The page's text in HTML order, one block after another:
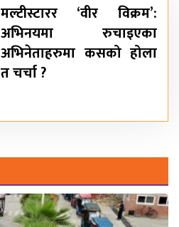
मल्टीस्टारर ‘वीर विक्रम’:
अभिनयमा रुचाइएका
अभिनेताहरुमा कसको होला
त चर्चा ?